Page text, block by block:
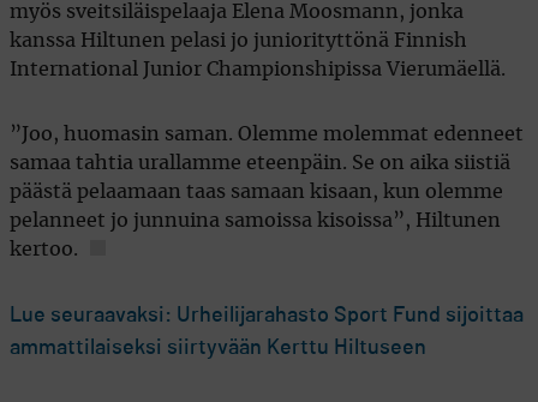
myös sveitsiläispelaaja Elena Moosmann, jonka
kanssa Hiltunen pelasi jo juniorityttönä Finnish
International Junior Championshipissa Vierumäellä.
”Joo, huomasin saman. Olemme molemmat edenneet
samaa tahtia urallamme eteenpäin. Se on aika siistiä
päästä pelaamaan taas samaan kisaan, kun olemme
pelanneet jo junnuina samoissa kisoissa”, Hiltunen
kertoo.
Lue seuraavaksi: Urheilijarahasto Sport Fund sijoittaa
ammattilaiseksi siirtyvään Kerttu Hiltuseen